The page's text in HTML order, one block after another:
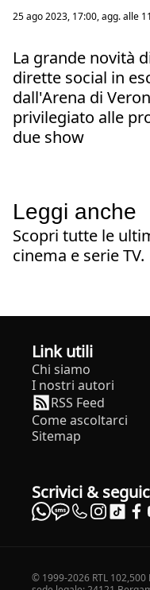
25 ago 2023, 17:00, agg. alle
La grande novità
dirette social in
dall'Arena di
privilegiato alle
due show
Leggi anche
Scopri tutte le
cinema e serie TV.
Link utili
Chi siamo
I nostri autori
RSS Feed
Come ascoltarci
Sitemap
Scrivici &
© 1999-2026 RTL 102,500